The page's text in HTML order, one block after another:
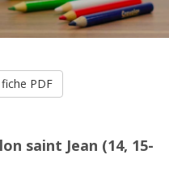
PDF
saint Jean (14, 15-